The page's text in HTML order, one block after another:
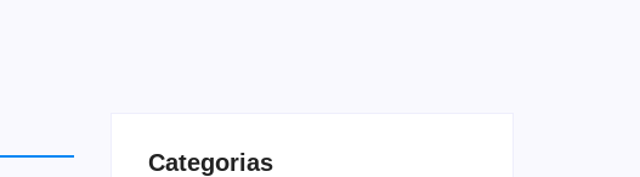
Categorias